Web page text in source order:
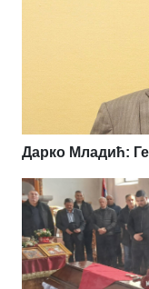
Дарко Младић: